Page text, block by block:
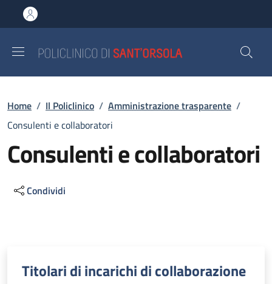
al contenuto principale
to footer content
Briciole di pane
Home / Il Policlinico / Amministrazione trasparente /
Consulenti e collaboratori
Consulenti e collaboratori
Condividi
Titolari di incarichi di collaborazione